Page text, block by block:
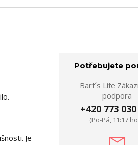
Je
Potřebujete
Barf´s Life
podpora
+420 773
(Po-Pá, 11:17